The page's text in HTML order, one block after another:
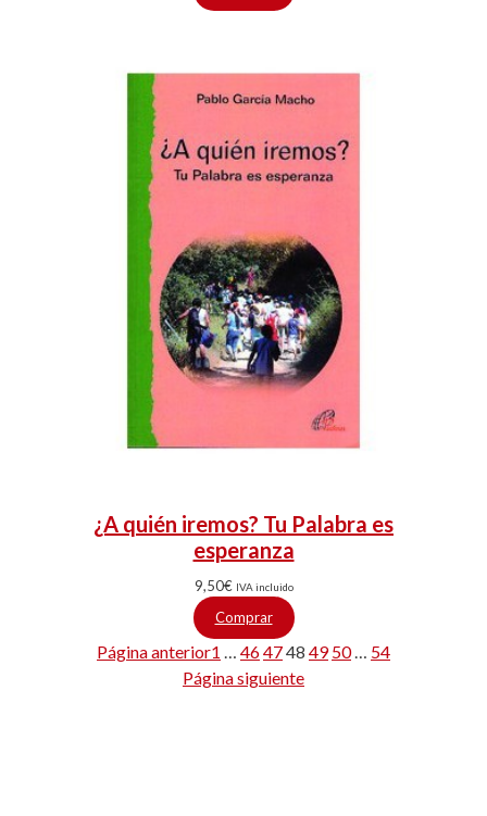
¿A quién iremos? Tu Palabra es
esperanza
9,50€ IVA incluido
Comprar
Página anterior1 464748 49 50
54
Página siguiente